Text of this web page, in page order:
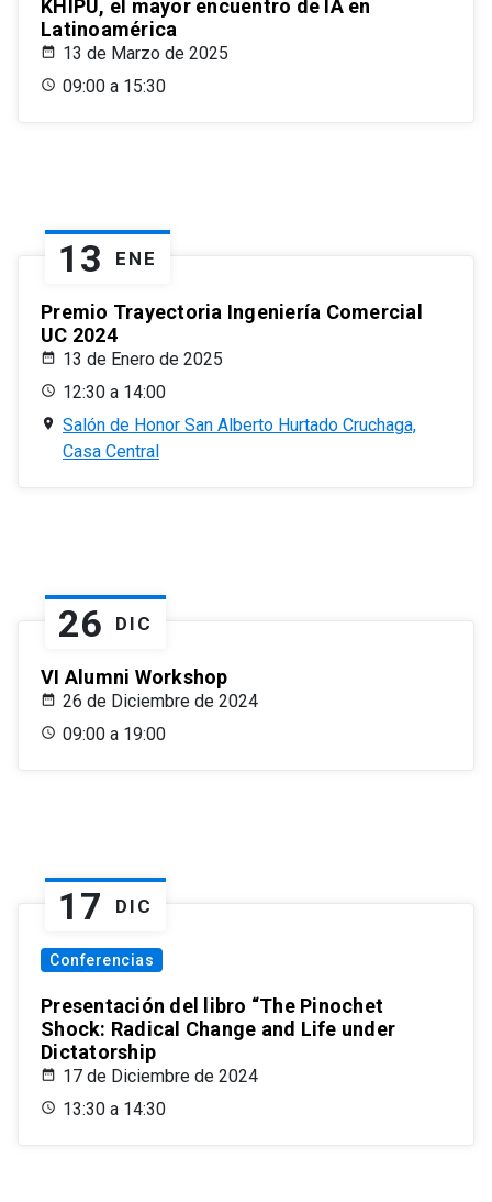
KHIPU, el mayor encuentro de IA en
Latinoamérica
13 de Marzo de 2025
09:00 a 15:30
13 ENE
Premio Trayectoria Ingeniería Comercial
UC 2024
13 de Enero de 2025
12:30 a 14:00
Salón de Honor San Alberto Hurtado Cruchaga,
Casa Central
26 DIC
VI Alumni Workshop
26 de Diciembre de 2024
09:00 a 19:00
17 DIC
Conferencias
Presentación del libro “The Pinochet
Shock: Radical Change and Life under
Dictatorship
17 de Diciembre de 2024
13:30 a 14:30